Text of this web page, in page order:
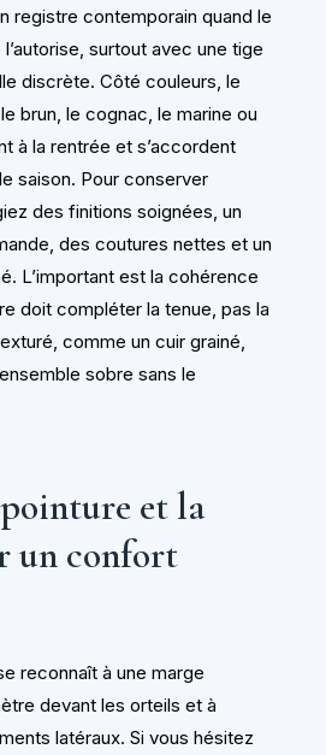
registre contemporain quand le
surtout avec une tige
discrète. Côté couleurs, le
brun, le cognac, le marine ou
à la rentrée et s’accordent
saison. Pour conserver
des finitions soignées, un
des coutures nettes et un
L’important est la cohérence
doit compléter la tenue, pas la
comme un cuir grainé,
sobre sans le
et la
un confort
reconnaît à une marge
devant les orteils et à
latéraux. Si vous hésitez